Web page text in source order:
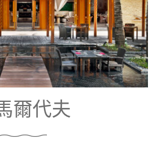
爾代夫